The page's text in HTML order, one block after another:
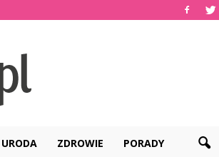
URODA ZDROWIE PORADY